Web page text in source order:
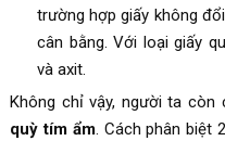
trường hợp giấy không
cân bằng. Với loại giấy
và axit.
Không chỉ vậy, người ta còn
quỳ tím ẩm. Cách phân biệt